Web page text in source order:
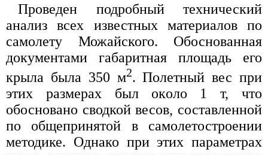
Проведен подробный технический
анализ всех известных материалов по
самолету Можайского. Обоснованная
документами габаритная площадь его
крыла была 350 м2. Полетный вес при
этих размерах был около 1 т, что
обосновано сводкой весов, составленной
по общепринятой в самолетостроении
методике. Однако при этих параметрах